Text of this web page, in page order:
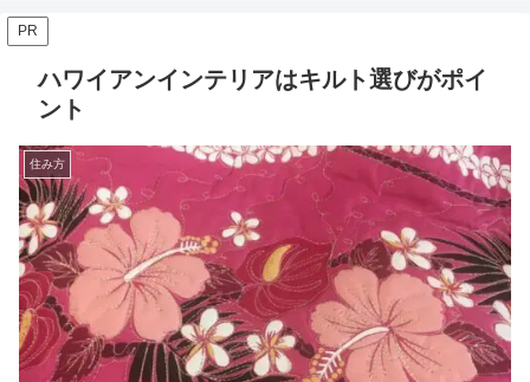
PR
ハワイアンインテリアはキルト選びがポイ
ント
住み方